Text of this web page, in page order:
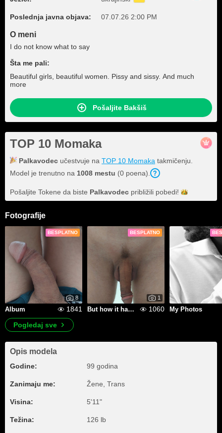
Poslednja javna objava: 07.07.26 2:00 PM
O meni
I do not know what to say
Šta me pali:
Beautiful girls, beautiful women. Pissy and sissy. And much
more
Pošaljite Bakšiš
TOP 10 Momaka
Palkavodec učestvuje na TOP 10 Momaka takmičenju.
Model je trenutno na 1008 mestu (0 poena).
Pošaljite Tokene da biste Palkavodec približili pobedi!
Fotografije
BESPLATNO
8
Album 1841
BESPLATNO
1
But how it hangs!!! 1060 My Photos
Pogledaj sve
Opis modela
Godine: 99 godina
Zanimaju me: Žene, Trans
Visina: 5'11"
Težina: 126 lb